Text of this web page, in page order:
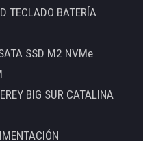
TECLADO BATERÍA
SSD M2 NVMe
BIG SUR CATALINA